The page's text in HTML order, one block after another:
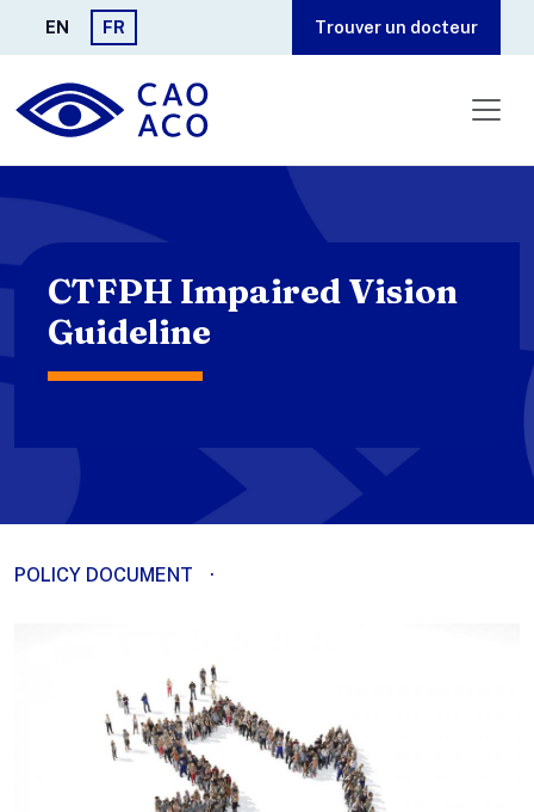
Aller au contenu principal
EN FR Trouver un docteur
CTFPH Impaired Vision
Guideline
POLICY DOCUMENT ·